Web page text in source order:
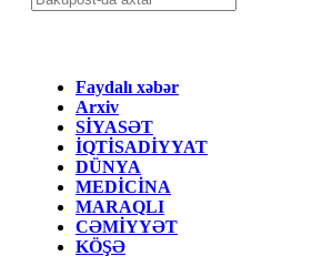
Faydalı xəbər
Arxiv
SİYASƏT
İQTİSADİYYAT
DÜNYA
MEDİCİNA
MARAQLI
CƏMİYYƏT
KÖŞƏ